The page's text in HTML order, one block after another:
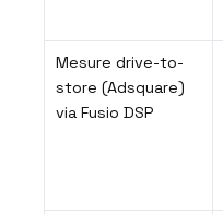
Mesure drive-to-
store (Adsquare)
via Fusio DSP